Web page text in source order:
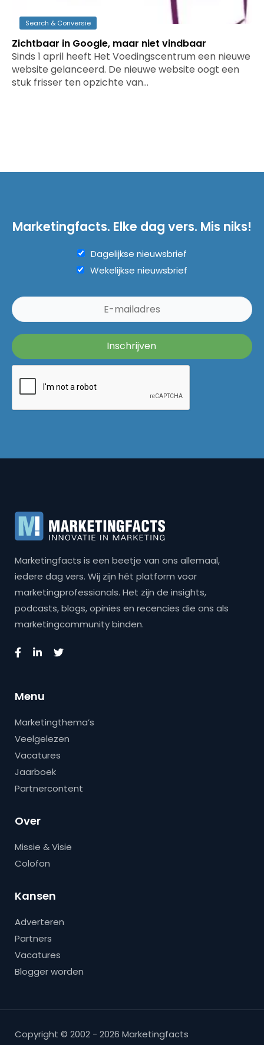
Search & Conversie
Zichtbaar in Google, maar niet vindbaar
Sinds 1 april heeft Het Voedingscentrum een nieuwe
website gelanceerd. De nieuwe website oogt een
stuk frisser ten opzichte van…
Marketingfacts. Elke dag vers. Mis niks!
Dagelijkse nieuwsbrief
Wekelijkse nieuwsbrief
Marketingfacts is een beetje van ons allemaal,
iedere dag vers. Wij zijn hét platform voor
marketingprofessionals. Het zijn de insights,
podcasts, blogs, opinies en recencies die ons als
marketingcommunity binden.
Menu
Marketingthema’s
Veelgelezen
Vacatures
Jaarboek
Partnercontent
Over
Missie & Visie
Colofon
Kansen
Adverteren
Partners
Vacatures
Blogger worden
Copyright © 2002 - 2026 Marketingfacts